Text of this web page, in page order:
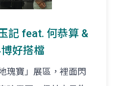
記 feat. 何恭算 &
好搭檔
瑰寶」展區，裡面閃